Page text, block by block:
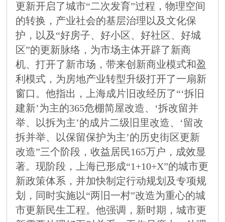
更新开启了城市“二次发育”过程，物理空间
的转换，产业社会的基层治理以及文化保
护，以及“好房子、好小区、好社区、好城
区”的更新脉络，为市场主体开辟了新商
机、打开了新市场，带来创新商业模式和盈
利模式，为房地产业转型升级打开了一扇新
窗口。他指出，上海成片旧改经历了“‘拆旧
建新’为主的365危棚简屋改造、‘拆改留并
举、以拆为主’的成片二级旧里改造、‘留改
拆并举、以保留保护为主’的历史街区更新
改造”三个阶段，收益居民165万户，成效显
著。现阶段，上海已形成“1+10+X”的城市更
新政策体系，并加快制定行动规划及专项规
划，同时实施以“两旧一村”改造为重心的城
市更新民生工程。他强调，新时期，城市更